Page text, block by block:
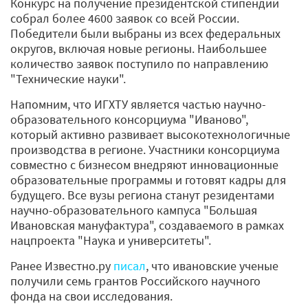
собрал более 4600 заявок со всей России.
Победители были выбраны из всех федеральных
округов, включая новые регионы. Наибольшее
количество заявок поступило по направлению
"Технические науки".
Напомним, что ИГХТУ является частью научно-
образовательного консорциума "Иваново",
который активно развивает высокотехнологичные
производства в регионе. Участники консорциума
совместно с бизнесом внедряют инновационные
образовательные программы и готовят кадры для
будущего. Все вузы региона станут резидентами
научно-образовательного кампуса "Большая
Ивановская мануфактура", создаваемого в рамках
нацпроекта "Наука и университеты".
Ранее Известно.ру писал, что ивановские ученые
получили семь грантов Российского научного
фонда на свои исследования.